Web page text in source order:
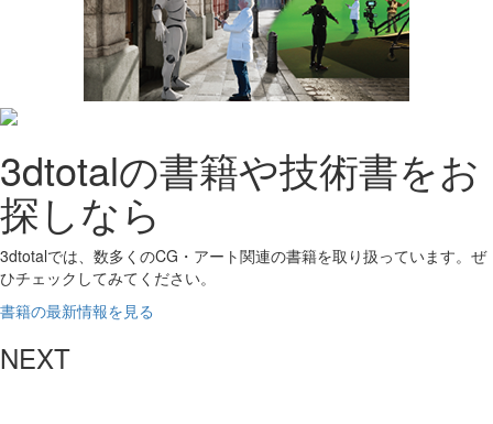
3dtotalの書籍や技術書をお
探しなら
3dtotalでは、数多くのCG・アート関連の書籍を取り扱っています。ぜ
ひチェックしてみてください。
書籍の最新情報を見る
NEXT